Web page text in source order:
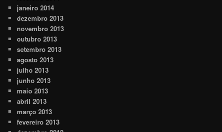
janeiro 2014
dezembro 2013
novembro 2013
outubro 2013
setembro 2013
agosto 2013
julho 2013
junho 2013
maio 2013
abril 2013
março 2013
fevereiro 2013